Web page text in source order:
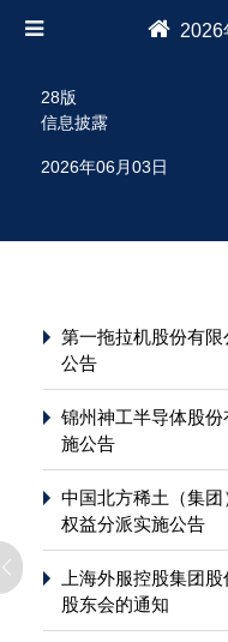
28版
信息披露
2026年06月03日
第一拖拉机股份有
公告
锦州神工半导体股
施公告
中国北方稀土（集
权益分派实施公告
上海外服控股集团
股东会的通知